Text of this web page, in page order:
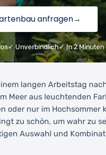
anfragen→
✓ Unverbindlich✓ In 2 Minuten
langen Arbeitstag
Meer aus leuchtenden
oder nur im Hochsommer
zu schön, um wahr zu
Auswahl und